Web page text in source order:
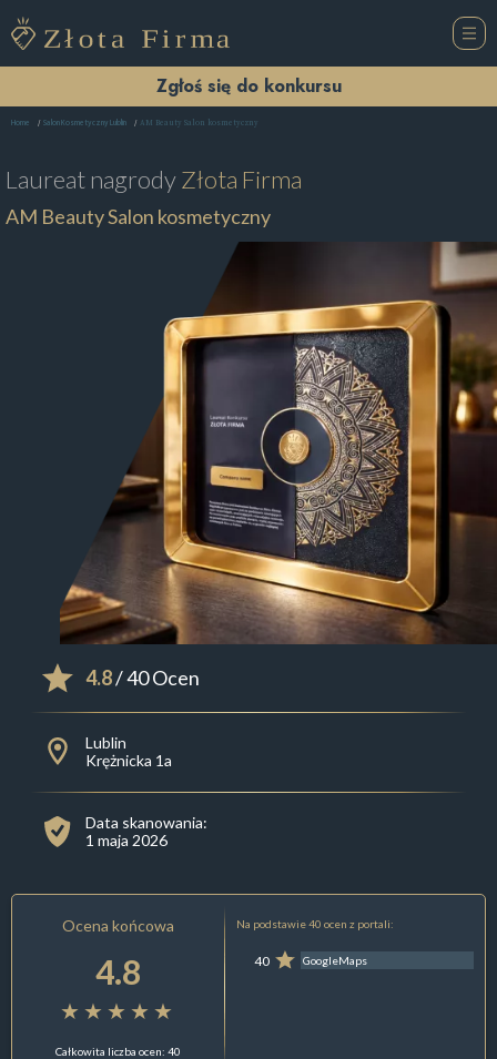
Zgłoś się do konkursu
Home Salon Kosmetyczny Lublin AM Beauty Salon kosmetyczny
Laureat nagrodyZłota Firma
AM Beauty Salon kosmetyczny
4.8/ 40 Ocen
Lublin
Krężnicka 1a
Data skanowania:
1 maja 2026
Ocena końcowa
4.8
Całkowita liczba ocen: 40
Na podstawie 40 ocen z portali:
40 GoogleMaps